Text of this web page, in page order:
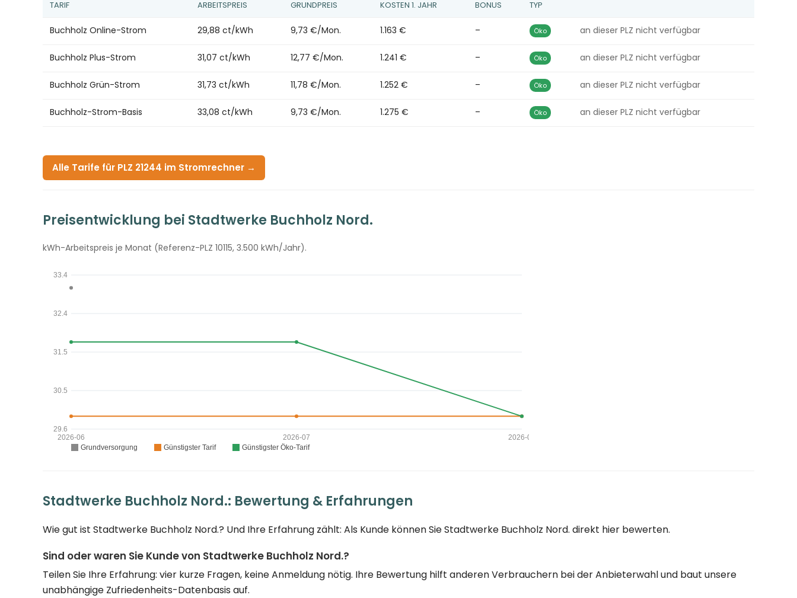
TARIF ARBEITSPREIS GRUNDPREIS KOSTEN 1. JAHR BONUS TYP
Buchholz Online-Strom 29,88 ct/kWh 9,73 €/Mon. 1.163 € – Öko an dieser PLZ nicht verfügbar
Buchholz Plus-Strom 31,07 ct/kWh 12,77 €/Mon. 1.241 € – Öko an dieser PLZ nicht verfügbar
Buchholz Grün-Strom 31,73 ct/kWh 11,78 €/Mon. 1.252 € – Öko an dieser PLZ nicht verfügbar
Buchholz-Strom-Basis 33,08 ct/kWh 9,73 €/Mon. 1.275 € – Öko an dieser PLZ nicht verfügbar
Alle Tarife für PLZ 21244 im Stromrechner →
Preisentwicklung bei Stadtwerke Buchholz Nord.
kWh-Arbeitspreis je Monat (Referenz-PLZ 10115, 3.500 kWh/Jahr).
Stadtwerke Buchholz Nord.: Bewertung & Erfahrungen
Wie gut ist Stadtwerke Buchholz Nord.? Und Ihre Erfahrung zählt: Als Kunde können Sie Stadtwerke Buchholz Nord. direkt hier bewerten.
Sind oder waren Sie Kunde von Stadtwerke Buchholz Nord.?
Teilen Sie Ihre Erfahrung: vier kurze Fragen, keine Anmeldung nötig. Ihre Bewertung hilft anderen Verbrauchern bei der Anbieterwahl und baut unsere
unabhängige Zufriedenheits-Datenbasis auf.